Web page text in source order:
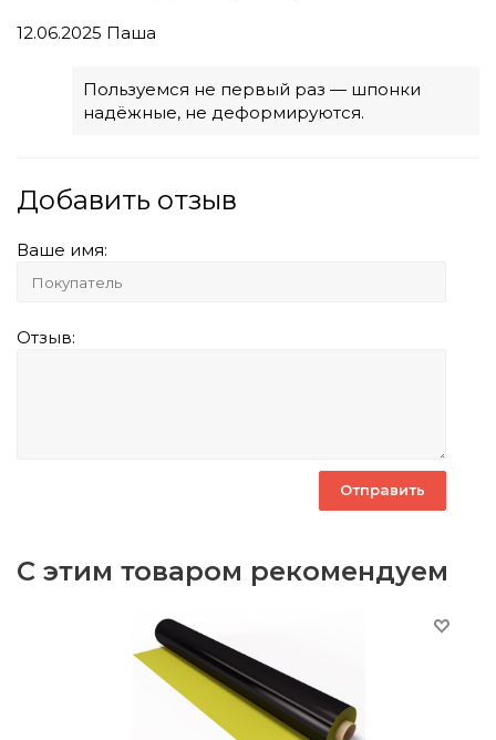
12.06.2025 Паша
Пользуемся не первый раз — шпонки
надёжные, не деформируются.
Добавить отзыв
Ваше имя:
Отзыв:
С этим товаром рекомендуем